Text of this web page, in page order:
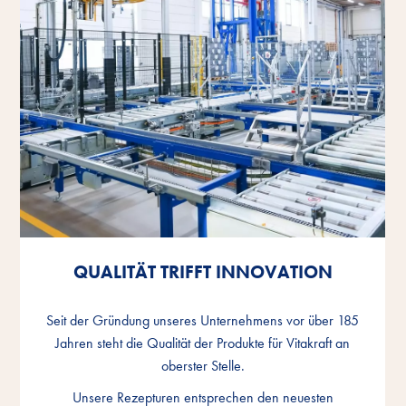
QUALITÄT TRIFFT INNOVATION
Seit der Gründung unseres Unternehmens vor über 185
Jahren steht die Qualität der Produkte für Vitakraft an
oberster Stelle.
Unsere Rezepturen entsprechen den neuesten
QUALITÄT TRIFFT INNOVATION
Seit der Gründung unseres Unternehmens vor über 185
Jahren steht die Qualität der Produkte für Vitakraft an
oberster Stelle.
Unsere Rezepturen entsprechen den neuesten
QUALITÄT TRIFFT INNOVATION
Seit der Gründung unseres Unternehmens vor über 185
Jahren steht die Qualität der Produkte für Vitakraft an
oberster Stelle.
Unsere Rezepturen entsprechen den neuesten